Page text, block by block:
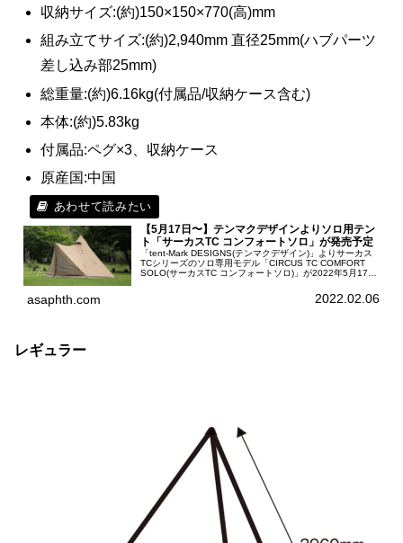
収納サイズ:(約)150×150×770(高)mm
組み立てサイズ:(約)2,940mm 直径25mm(ハブパーツ
差し込み部25mm)
総重量:(約)6.16kg(付属品/収納ケース含む)
本体:(約)5.83kg
付属品:ペグ×3、収納ケース
原産国:中国
【5月17日〜】テンマクデザインよりソロ用テン
ト「サーカスTC コンフォートソロ」が発売予定
「tent-Mark DESIGNS(テンマクデザイン)」よりサーカス
TCシリーズのソロ専用モデル「CIRCUS TC COMFORT
SOLO(サーカスTC コンフォートソロ)」が2022年5月17日
asaphth.com 2022.02.06
レギュラー